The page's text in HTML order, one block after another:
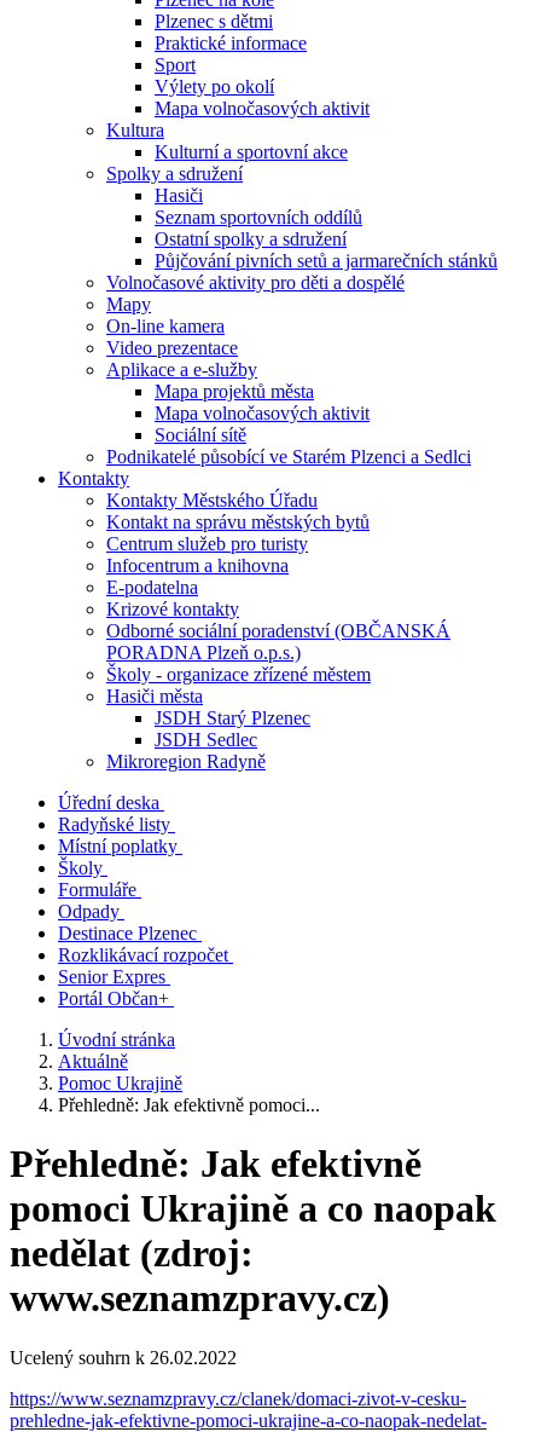
Plzenec s dětmi
Praktické informace
Sport
Výlety po okolí
Mapa volnočasových aktivit
Kultura
Kulturní a sportovní akce
Spolky a sdružení
Hasiči
Seznam sportovních oddílů
Ostatní spolky a sdružení
Půjčování pivních setů a jarmarečních stánků
Volnočasové aktivity pro děti a dospělé
Mapy
On-line kamera
Video prezentace
Aplikace a e-služby
Mapa projektů města
Mapa volnočasových aktivit
Sociální sítě
Podnikatelé působící ve Starém Plzenci a Sedlci
Kontakty
Kontakty Městského Úřadu
Kontakt na správu městských bytů
Centrum služeb pro turisty
Infocentrum a knihovna
E-podatelna
Krizové kontakty
Odborné sociální poradenství (OBČANSKÁ
PORADNA Plzeň o.p.s.)
Školy - organizace zřízené městem
Hasiči města
JSDH Starý Plzenec
JSDH Sedlec
Mikroregion Radyně
Úřední deska
Radyňské listy
Místní poplatky
Školy
Formuláře
Odpady
Destinace Plzenec
Rozklikávací rozpočet
Senior Expres
Portál Občan+
Úvodní stránka
Aktuálně
Pomoc Ukrajině
Přehledně: Jak efektivně pomoci...
Přehledně: Jak efektivně
pomoci Ukrajině a co naopak
nedělat (zdroj:
www.seznamzpravy.cz)
Ucelený souhrn k 26.02.2022
https://www.seznamzpravy.cz/clanek/domaci-zivot-v-cesku-
prehledne-jak-efektivne-pomoci-ukrajine-a-co-naopak-nedelat-